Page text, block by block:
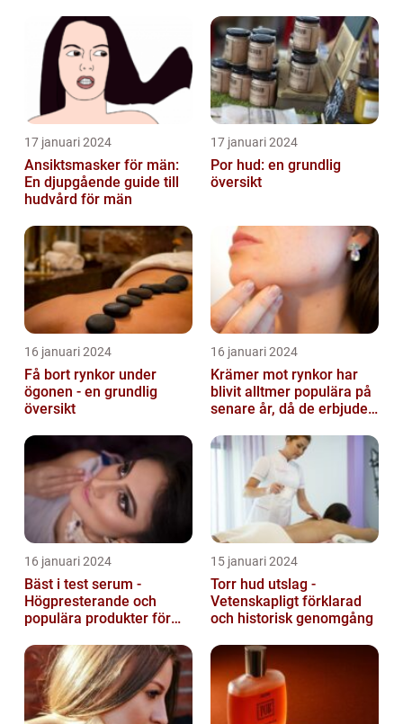
huden
17 januari 2024
Ansiktsmasker för män:
En djupgående guide till
hudvård för män
17 januari 2024
Por hud: en grundlig
översikt
16 januari 2024
Få bort rynkor under
ögonen - en grundlig
översikt
16 januari 2024
Krämer mot rynkor har
blivit alltmer populära på
senare år, då de erbjuder
lösni...
16 januari 2024
Bäst i test serum -
Högpresterande och
populära produkter för
15 januari 2024
Torr hud utslag -
Vetenskapligt förklarad
och historisk genomgång